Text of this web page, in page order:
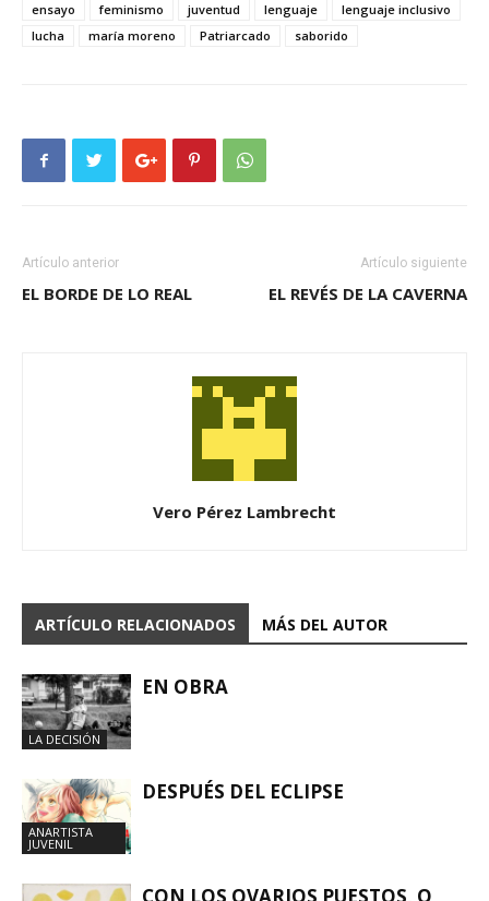
ensayo
feminismo juventud lenguaje
lenguaje inclusivo
lucha
maría moreno Patriarcado saborido
Artículo anterior
EL BORDE DE LO REAL
Artículo siguiente
EL REVÉS DE LA CAVERNA
Vero Pérez Lambrecht
ARTÍCULO RELACIONADOS MÁS DEL AUTOR
LA DECISIÓN
EN OBRA
ANARTISTA
JUVENIL
DESPUÉS DEL ECLIPSE